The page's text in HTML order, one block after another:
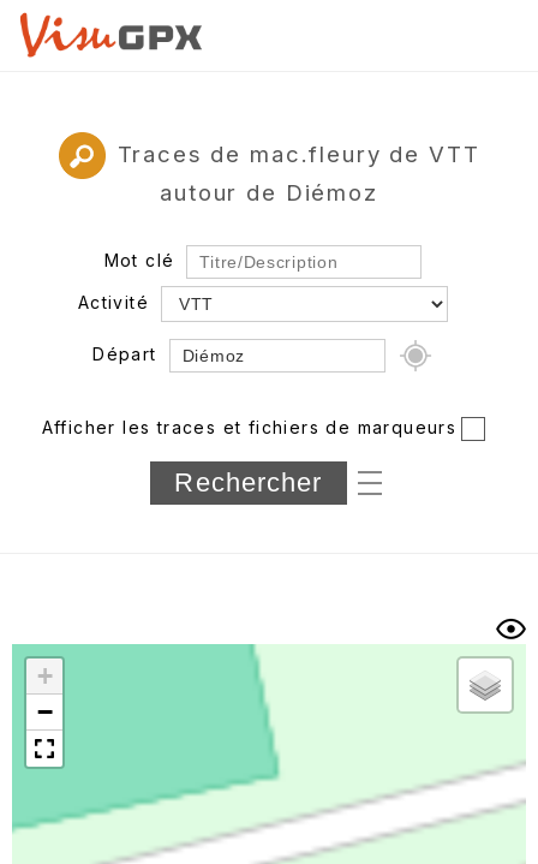
Traces de mac.fleury de VTT
autour de Diémoz
Mot clé
Activité
Départ
Département
Longueur min/max
Afficher les traces et fichiers de marqueurs
+
−